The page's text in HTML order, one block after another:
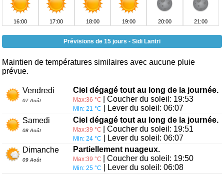
16:00 17:00 18:00 19:00 20:00 21:00
Prévisions de 15 jours - Sidi Lantri
Maintien de températures similaires avec aucune pluie
prévue.
Vendredi
07 Août
Ciel dégagé tout au long de la journée.
Max:36 °C | Coucher du soleil: 19:53
Min: 21 °C
| Lever du soleil: 06:07
Samedi
08 Août
Ciel dégagé tout au long de la journée.
Max:39 °C | Coucher du soleil: 19:51
Min: 24 °C
| Lever du soleil: 06:07
Dimanche
09 Août
Partiellement nuageux.
Max:39 °C | Coucher du soleil: 19:50
Min: 25 °C
| Lever du soleil: 06:08